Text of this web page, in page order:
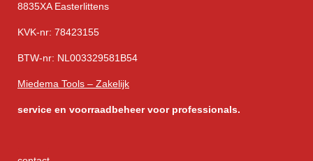
8835XA Easterlittens
KVK-nr: 78423155
BTW-nr: NL003329581B54
Miedema Tools – Zakelijk
service en voorraadbeheer voor professionals.